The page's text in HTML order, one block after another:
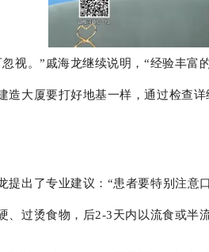
视。”戚海龙继续说明，“经验丰
造大厦要打好地基一样，通过检查
提出了专业建议：“患者要特别注
、过烫食物，后2-3天内以流食或半